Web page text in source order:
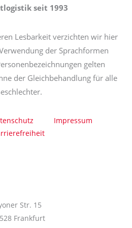
seit 1993
Lesbarkeit verzichten wir hier
der Sprachformen
gelten
der Gleichbehandlung für alle
Impressum
Str. 15
Frankfurt